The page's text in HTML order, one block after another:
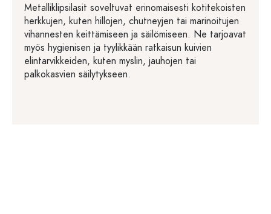
Metalliklipsilasit soveltuvat erinomaisesti kotitekoisten
herkkujen, kuten hillojen, chutneyjen tai marinoitujen
vihannesten keittämiseen ja säilömiseen. Ne tarjoavat
myös hygienisen ja tyylikkään ratkaisun kuivien
elintarvikkeiden, kuten myslin, jauhojen tai
palkokasvien säilytykseen.